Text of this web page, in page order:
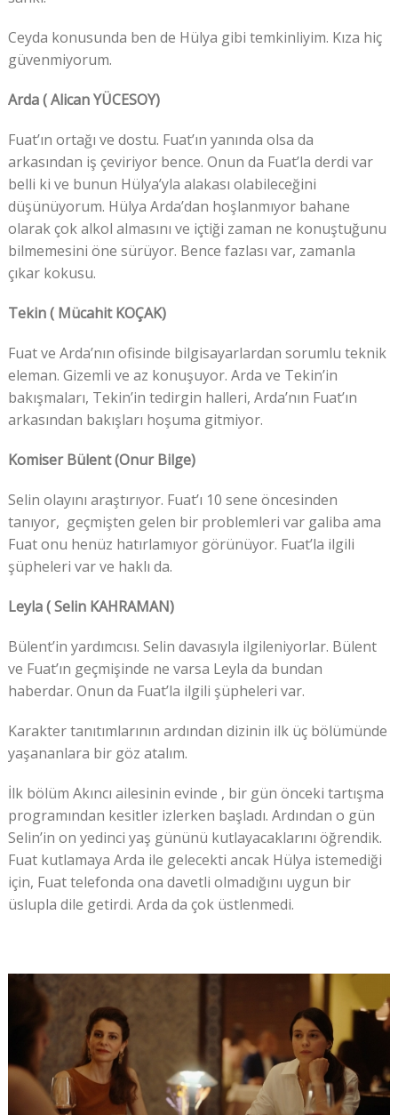
Ceyda konusunda ben de Hülya gibi temkinliyim. Kıza hiç
güvenmiyorum.
Arda ( Alican YÜCESOY)
Fuat’ın ortağı ve dostu. Fuat’ın yanında olsa da
arkasından iş çeviriyor bence. Onun da Fuat’la derdi var
belli ki ve bunun Hülya’yla alakası olabileceğini
düşünüyorum. Hülya Arda’dan hoşlanmıyor bahane
olarak çok alkol almasını ve içtiği zaman ne konuştuğunu
bilmemesini öne sürüyor. Bence fazlası var, zamanla
çıkar kokusu.
Tekin ( Mücahit KOÇAK)
Fuat ve Arda’nın ofisinde bilgisayarlardan sorumlu teknik
eleman. Gizemli ve az konuşuyor. Arda ve Tekin’in
bakışmaları, Tekin’in tedirgin halleri, Arda’nın Fuat’ın
arkasından bakışları hoşuma gitmiyor.
Komiser Bülent (Onur Bilge)
Selin olayını araştırıyor. Fuat’ı 10 sene öncesinden
tanıyor, geçmişten gelen bir problemleri var galiba ama
Fuat onu henüz hatırlamıyor görünüyor. Fuat’la ilgili
şüpheleri var ve haklı da.
Leyla ( Selin KAHRAMAN)
Bülent’in yardımcısı. Selin davasıyla ilgileniyorlar. Bülent
ve Fuat’ın geçmişinde ne varsa Leyla da bundan
haberdar. Onun da Fuat’la ilgili şüpheleri var.
Karakter tanıtımlarının ardından dizinin ilk üç bölümünde
yaşananlara bir göz atalım.
İlk bölüm Akıncı ailesinin evinde , bir gün önceki tartışma
programından kesitler izlerken başladı. Ardından o gün
Selin’in on yedinci yaş gününü kutlayacaklarını öğrendik.
Fuat kutlamaya Arda ile gelecekti ancak Hülya istemediği
için, Fuat telefonda ona davetli olmadığını uygun bir
üslupla dile getirdi. Arda da çok üstlenmedi.